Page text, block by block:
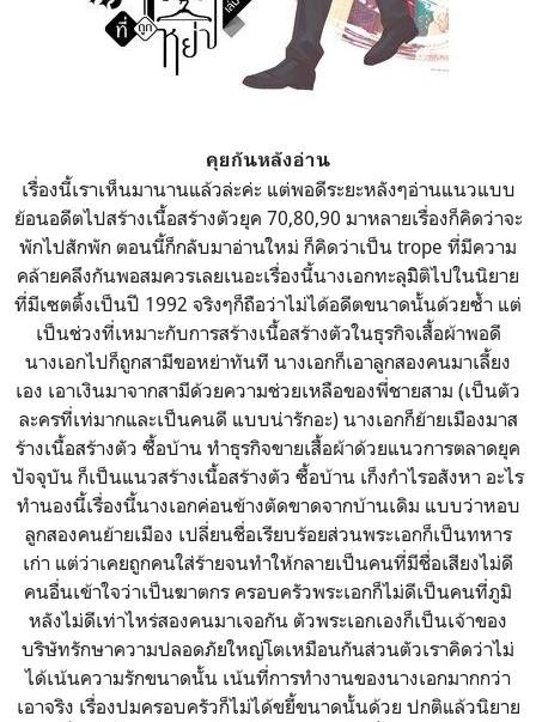
คุยกันหลังอ่าน
เรื่องนี้เราเห็นมานานแล้วล่ะค่ะ แต่พอดีระยะหลังๆอ่านแนวแบบ
ย้อนอดีตไปสร้างเนื้อสร้างตัวยุค 70,80,90 มาหลายเรื่องก็คิดว่าจะ
พักไปสักพัก ตอนนี้ก็กลับมาอ่านใหม่ ก็คิดว่าเป็น trope ที่มีความ
คล้ายคลึงกันพอสมควรเลยเนอะเรื่องนี้นางเอกทะลุมิิติไปในนิยาย
ที่มีเซตติ้งเป็นปี 1992 จริงๆก็ถือว่าไม่ได้อดีตขนาดนั้นด้วยซ้ำ แต่
เป็นช่วงที่เหมาะกับการสร้างเนื้อสร้างตัวในธุรกิจเสื้อผ้าพอดี
นางเอกไปก็ถูกสามีขอหย่าทันที นางเอกก็เอาลูกสองคนมาเลี้ยง
เอง เอาเงินมาจากสามีด้วยความช่วยเหลือของพี่ชายสาม (เป็นตัว
ละครที่เท่มากและเป็นคนดี แบบน่ารักอะ) นางเอกก็ย้ายเมืองมาส
ร้างเนื้อสร้างตัว ซื้อบ้าน ทำธุรกิจขายเสื้อผ้าด้วยแนวการตลาดยุค
ปัจจุบัน ก็เป็นแนวสร้างเนื้อสร้างตัว ซื้อบ้าน เก็งกำไรอสังหา อะไร
ทำนองนี้เรื่องนี้นางเอกค่อนข้างตัดขาดจากบ้านเดิม แบบว่าหอบ
ลูกสองคนย้ายเมือง เปลี่ยนชื่อเรียบร้อยส่วนพระเอกก็เป็นทหาร
เก่า แต่ว่าเคยถูกคนใส่ร้ายจนทำให้กลายเป็นคนที่มีชื่อเสียงไม่ดี
คนอื่นเข้าใจว่าเป็นฆาตกร ครอบครัวพระเอกก็ไม่ดีเป็นคนที่ภูมิ
หลังไม่ดีเท่าไหร่สองคนมาเจอกัน ตัวพระเอกเองก็เป็นเจ้าของ
บริษัทรักษาความปลอดภัยใหญ่โตเหมือนกันส่วนตัวเราคิดว่าไม่
ได้เน้นความรักขนาดนั้น เน้นที่การทำงานของนางเอกมากกว่า
เอาจริง เรื่องปมครอบครัวก็ไม่ได้ขยี้ขนาดนั้นด้วย ปกติแล้วนิยาย